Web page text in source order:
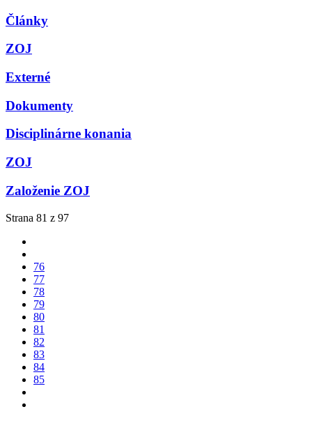
Články
ZOJ
Externé
Dokumenty
Disciplinárne konania
ZOJ
Založenie ZOJ
Strana 81 z 97
76
77
78
79
80
81
82
83
84
85